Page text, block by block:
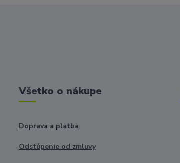
Všetko o nákupe
Doprava a platba
Odstúpenie od zmluvy